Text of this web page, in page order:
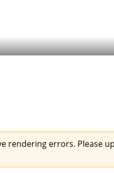
rendering errors.